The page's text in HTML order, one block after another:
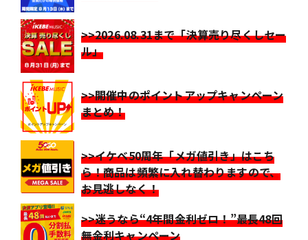
>>2026.08.31まで「決算売り尽くしセー
ル」
>>開催中のポイントアップキャンペーン
まとめ！
>>イケベ50周年「メガ値引き」はこち
ら！商品は頻繁に入れ替わりますので、
お見逃しなく！
>>迷うなら“4年間金利ゼロ！”最長48回
無金利キャンペーン